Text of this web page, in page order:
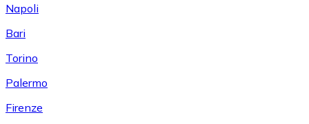
Napoli
Bari
Torino
Palermo
Firenze